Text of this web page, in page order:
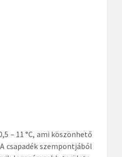
– 11 °C, ami köszönhető
csapadék szempontjából